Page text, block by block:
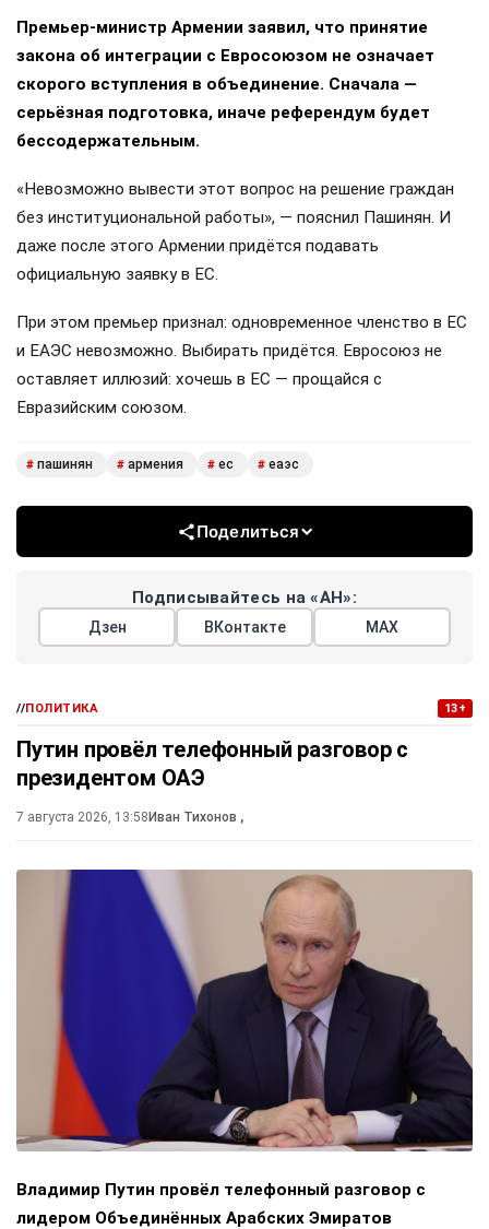
Премьер-министр Армении заявил, что принятие
закона об интеграции с Евросоюзом не означает
скорого вступления в объединение. Сначала —
серьёзная подготовка, иначе референдум будет
бессодержательным.
«Невозможно вывести этот вопрос на решение граждан
без институциональной работы», — пояснил Пашинян. И
даже после этого Армении придётся подавать
официальную заявку в ЕС.
При этом премьер признал: одновременное членство в ЕС
и ЕАЭС невозможно. Выбирать придётся. Евросоюз не
оставляет иллюзий: хочешь в ЕС — прощайся с
Евразийским союзом.
# пашинян # армения # ес # еаэс
Поделиться
Подписывайтесь на «АН»:
Дзен ВКонтакте МАХ
//ПОЛИТИКА 13+
Путин провёл телефонный разговор с
президентом ОАЭ
7 августа 2026, 13:58 Иван Тихонов ,
Владимир Путин провёл телефонный разговор с
лидером Объединённых Арабских Эмиратов